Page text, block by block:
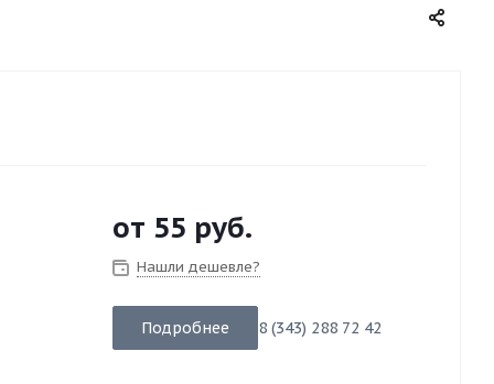
от 55 руб.
Нашли дешевле?
Подробнее 8 (343) 288 72 42